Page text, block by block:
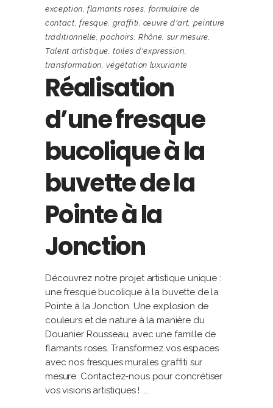
exception ,flamants roses formulaire de
contact fresque graffiti ,œuvre d'art peinture
traditionnelle ,pochoirs Rhône sur mesure
Talent artistique ,toiles d'expression
transformation ,végétation luxuriante
Réalisation
d’une fresque
bucolique à la
buvette de la
Pointe à la
Jonction
Découvrez notre projet artistique unique :
une fresque bucolique à la buvette de la
Pointe à la Jonction. Une explosion de
couleurs et de nature à la manière du
Douanier Rousseau, avec une famille de
flamants roses. Transformez vos espaces
avec nos fresques murales graffiti sur
mesure. Contactez-nous pour concrétiser
vos visions artistiques !